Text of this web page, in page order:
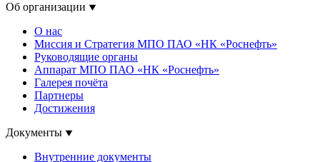
Об организации
О нас
Миссия и Стратегия МПО ПАО «НК «Роснефть»
Руководящие органы
Аппарат МПО ПАО «НК «Роснефть»
Галерея почёта
Партнеры
Достижения
Документы
Внутренние документы